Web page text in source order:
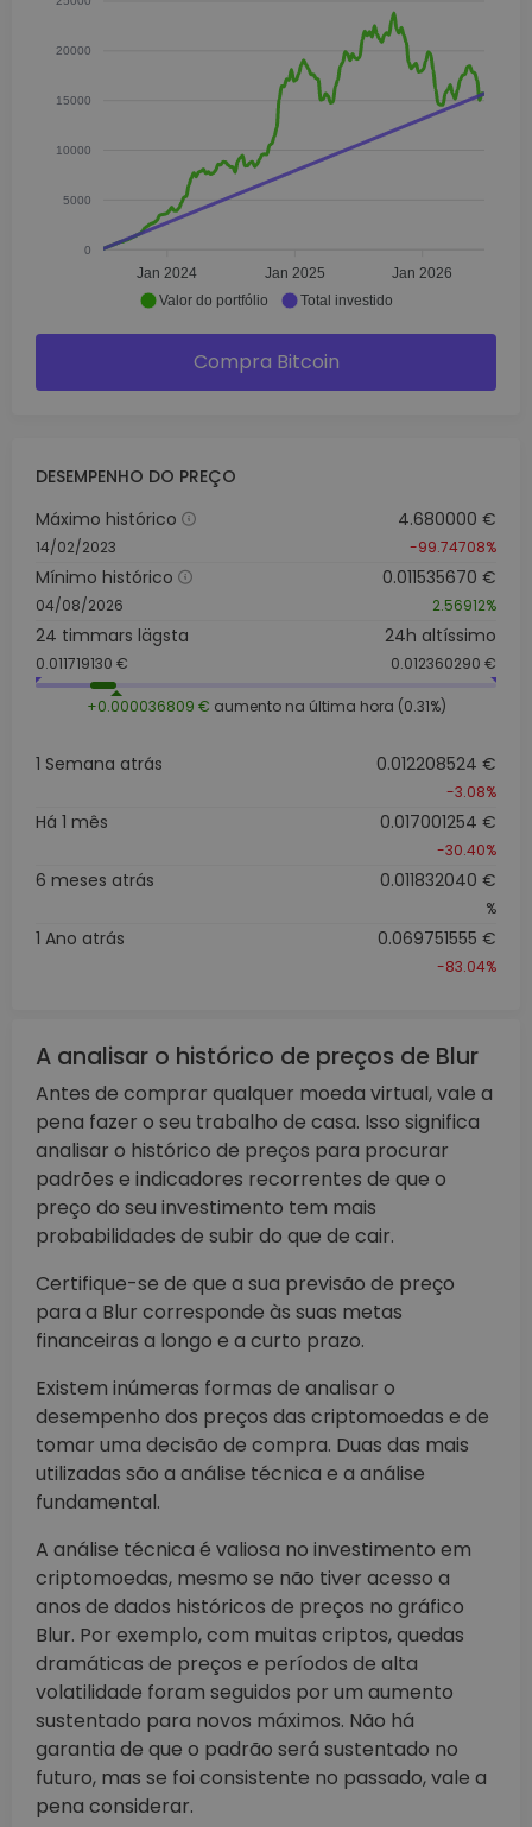
20000
15000
10000
5000
0
Jan 2024 Jan 2025 Jan 2026
Valor do portfólio Total investido
Compra Bitcoin
DESEMPENHO DO PREÇO
Máximo histórico
14/02/2023
4.680000 €
-99.74708%
Mínimo histórico
04/08/2026
0.011535670 €
2.56912%
24 timmars lägsta
0.011719130 €
24h altíssimo
0.012360290 €
+0.000036809 € aumento na última hora (0.31%)
1 Semana atrás 0.012208524 €
-3.08%
Há 1 mês 0.017001254 €
-30.40%
6 meses atrás 0.011832040 €
%
1 Ano atrás 0.069751555 €
-83.04%
A analisar o histórico de preços de Blur
Antes de comprar qualquer moeda virtual, vale a
pena fazer o seu trabalho de casa. Isso significa
analisar o histórico de preços para procurar
padrões e indicadores recorrentes de que o
preço do seu investimento tem mais
probabilidades de subir do que de cair.
Certifique-se de que a sua previsão de preço
para a Blur corresponde às suas metas
financeiras a longo e a curto prazo.
Existem inúmeras formas de analisar o
desempenho dos preços das criptomoedas e de
tomar uma decisão de compra. Duas das mais
utilizadas são a análise técnica e a análise
fundamental.
A análise técnica é valiosa no investimento em
criptomoedas, mesmo se não tiver acesso a
anos de dados históricos de preços no gráfico
Blur. Por exemplo, com muitas criptos, quedas
dramáticas de preços e períodos de alta
volatilidade foram seguidos por um aumento
sustentado para novos máximos. Não há
garantia de que o padrão será sustentado no
futuro, mas se foi consistente no passado, vale a
pena considerar.